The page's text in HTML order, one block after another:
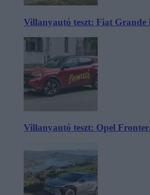
Villanyautó teszt: Fiat Grande
Villanyautó teszt: Opel